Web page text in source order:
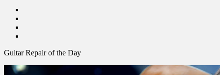
Guitar Repair of the Day